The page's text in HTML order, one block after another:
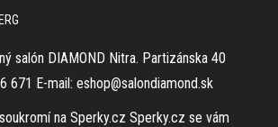
salón DIAMOND Nitra. Partizánska 40
671 E-mail: eshop@salondiamond.sk
na Sperky.cz Sperky.cz se vám